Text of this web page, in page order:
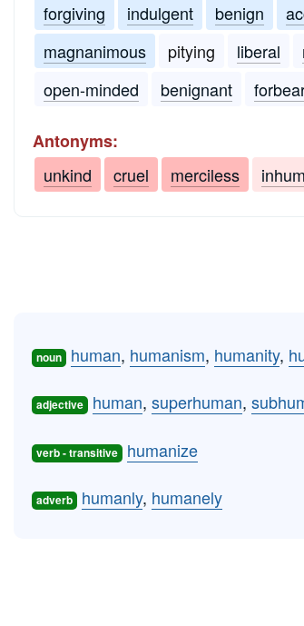
forgiving
indulgent benign
magnanimous
pitying liberal
open-minded
benignant
Antonyms:
unkind
cruel merciless
noun human, humanism, humanity,
adjective human, superhuman,
verb - transitive humanize
adverb humanly, humanely